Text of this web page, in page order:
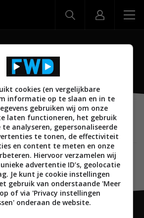
Pad Lite
ANDROID TABLETS 30 JULI 2025
brengt goedkope Pad Lite tablet uit
cookies (en vergelijkbare
informatie op te slaan en in te
gebruiken wij om onze
laten functioneren, het gebruik
te analyseren, gepersonaliseerde
te tonen, de effectiviteit
en content te meten en onze
Hiervoor verzamelen wij
advertentie ID’s, geolocatie
Je kunt je cookie instellingen
gebruik van onderstaande 'Meer
of via 'Privacy instellingen
onderaan de website.